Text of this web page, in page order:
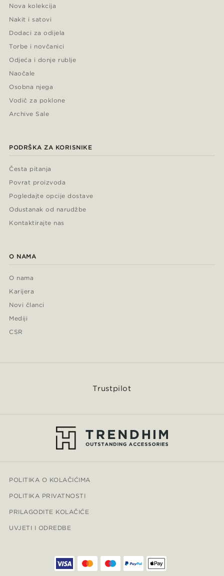
Nova kolekcija
Nakit i satovi
Dodaci za odijela
Torbe i novčanici
Odjeća i donje rublje
Naočale
Osobna njega
Vodič za poklone
Archive Sale
PODRŠKA ZA KORISNIKE
Česta pitanja
Povrat proizvoda
Pogledajte opcije dostave
Odustanak od narudžbe
Kontaktirajte nas
O NAMA
O nama
Karijera
Novi članci
Mediji
CSR
Trustpilot
POLITIKA O KOLAČIĆIMA
POLITIKA PRIVATNOSTI
PRILAGODITE KOLAČIĆE
UVJETI I ODREDBE